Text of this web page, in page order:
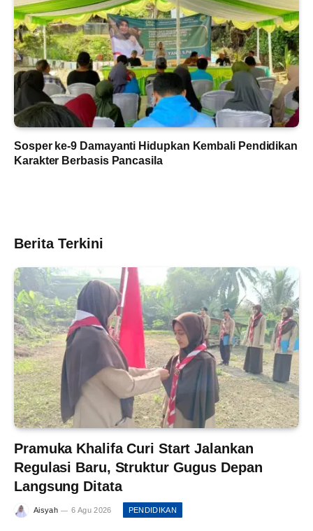
Sosper ke-9 Damayanti Hidupkan Kembali Pendidikan
Karakter Berbasis Pancasila
Berita Terkini
Pramuka Khalifa Curi Start Jalankan
Regulasi Baru, Struktur Gugus Depan
Langsung Ditata
Aisyah 6 Agu 2026 PENDIDIKAN